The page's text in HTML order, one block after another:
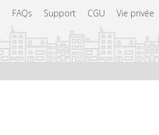
FAQs Support CGU Vie privée